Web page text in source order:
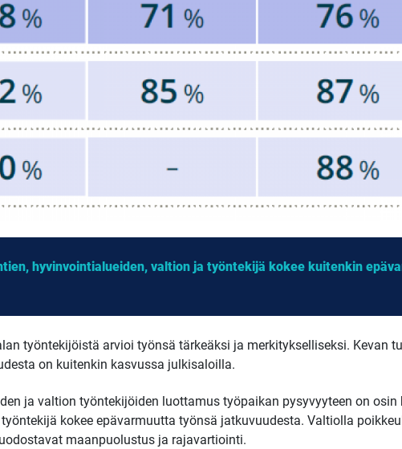
hyvinvointialueiden, valtion ja työntekijä kokee kuitenkin
työntekijöistä arvioi työnsä tärkeäksi ja merkitykselliseksi. Kevan
on kuitenkin kasvussa julkisaloilla.
ja valtion työntekijöiden luottamus työpaikan pysyvyyteen on
kokee epävarmuutta työnsä jatkuvuudesta. Valtiolla
maanpuolustus ja rajavartiointi.